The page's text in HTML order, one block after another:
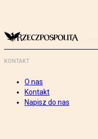
KONTAKT
O nas
Kontakt
Napisz do nas